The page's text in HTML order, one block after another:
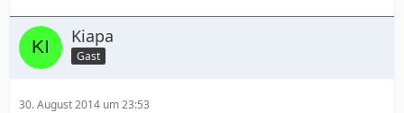
Kiapa
Gast
30. August 2014 um 23:53